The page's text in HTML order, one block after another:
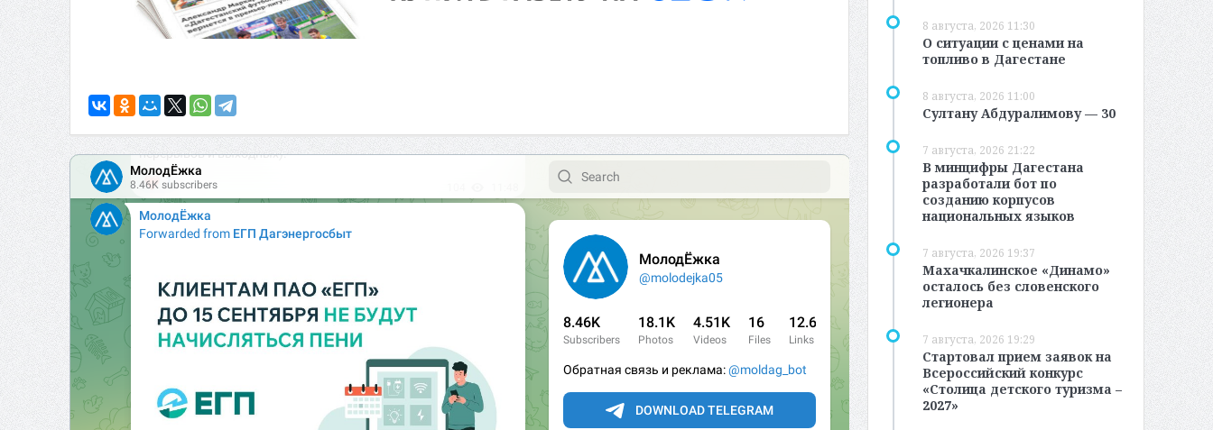
8 августа, 2026 11:30
О ситуации с ценами на
топливо в Дагестане
8 августа, 2026 11:00
Султану Абдуралимову — 30
7 августа, 2026 21:22
В минцифры Дагестана
разработали бот по
созданию корпусов
национальных языков
7 августа, 2026 19:37
Махачкалинское «Динамо»
осталось без словенского
легионера
7 августа, 2026 19:29
Стартовал прием заявок на
Всероссийский конкурс
«Столица детского туризма –
2027»